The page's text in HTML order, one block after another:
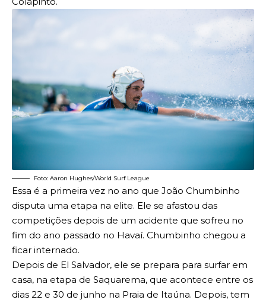
Foto: Aaron Hughes/World Surf League
Essa é a primeira vez no ano que João Chumbinho
disputa uma etapa na elite. Ele se afastou das
competições depois de um acidente que sofreu no
fim do ano passado no Havaí. Chumbinho chegou a
ficar internado.
Depois de El Salvador, ele se prepara para surfar em
casa, na etapa de Saquarema, que acontece entre os
dias 22 e 30 de junho na Praia de Itaúna. Depois, tem